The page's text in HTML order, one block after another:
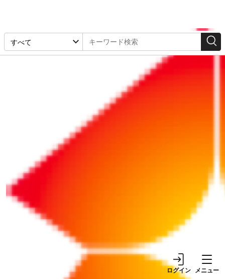
ログイン メニュー
リポート
2026/07/31
社員のミスで会社に損害
が……。 本人への賠償請
求は可能？
【コスト削減の教科書
（7）】「福利厚生費」